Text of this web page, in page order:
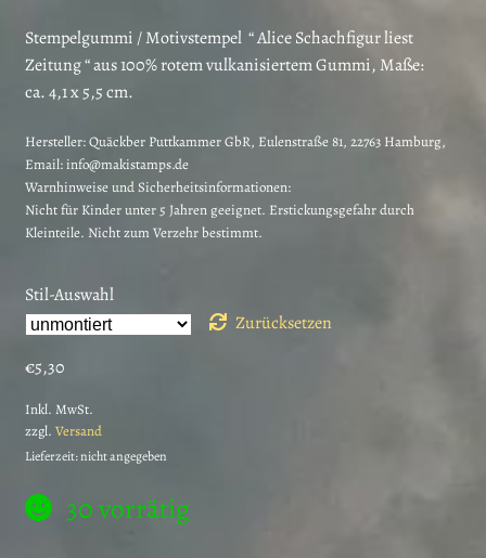
Stempelgummi / Motivstempel “ Alice Schachfigur liest
Zeitung “ aus 100% rotem vulkanisiertem Gummi, Maße:
ca. 4,1 x 5,5 cm.
Hersteller:Quäckber Puttkammer GbR, Eulenstraße 81, 22763 Hamburg,
Email: info@makistamps.de
Warnhinweise und Sicherheitsinformationen:
Nicht für Kinder unter 5 Jahren geeignet. Erstickungsgefahr durch
Kleinteile. Nicht zum Verzehr bestimmt.
Stil-Auswahl
Zurücksetzen
€5,30
Inkl. MwSt.
zzgl. Versand
Lieferzeit: nicht angegeben
30 vorrätig